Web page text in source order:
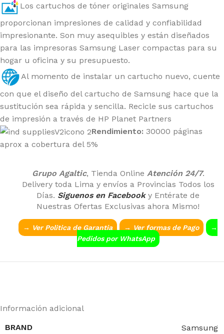
Los cartuchos de tóner originales Samsung
proporcionan impresiones de calidad y confiabilidad
impresionante. Son muy asequibles y están diseñados
para las impresoras Samsung Laser compactas para su
hogar u oficina y su presupuesto.
Al momento de instalar un cartucho nuevo, cuente
con que el diseño del cartucho de Samsung hace que la
sustitución sea rápida y sencilla. Recicle sus cartuchos
de impresión a través de HP Planet Partners
Rendimiento: 30000 páginas
aprox a cobertura del 5%
Grupo Agaltic, Tienda Online Atención 24/7.
Delivery toda Lima y envíos a Provincias Todos los
Días. Siguenos en Facebooky Entérate de
Nuestras Ofertas Exclusivas ahora Mismo!
→ Ver Politica de Garantia → Ver formas de Pago
→
Pedidos por WhatsApp
Información adicional
BRAND
Samsung